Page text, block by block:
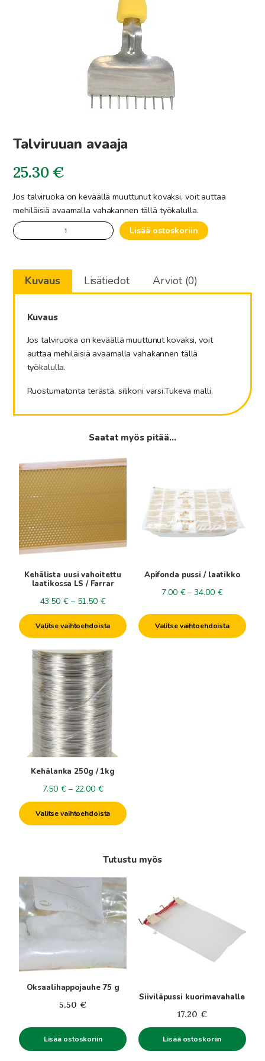
Talviruuan avaaja
25.30€
Jos talviruoka on keväällä muuttunut kovaksi, voit auttaa
mehiläisiä avaamalla vahakannen tällä työkalulla.
Talviruuan
avaaja
Lisää ostoskoriin
Kuvaus Lisätiedot Arviot (0)
Kuvaus
Jos talviruoka on keväällä muuttunut kovaksi, voit
auttaa mehiläisiä avaamalla vahakannen tällä
työkalulla.
Ruostumatonta terästä, silikoni varsi.Tukeva malli.
Saatat myös pitää...
Kehälista uusi vahoitettu
laatikossa LS / Farrar
43.50 € – 51.50 €Hintaluokka:
43.50€
-
51.50€
Valitse vaihtoehdoista
tuotteella
on
useampi
muunnelma.
Voit
tehdä
valinnat
sivulla.
Apifonda pussi / laatikko
7.00 € – 34.00 €
34.00€
Valitse vaihtoehdoista
useampi
muunnelma.
Voit
sivulla.
Kehälanka 250g / 1kg
7.50 € – 22.00 €Hintaluokka:
7.50€
-
22.00€
Valitse vaihtoehdoista
Tällä
tuotteella
useampi
muunnelma.
tehdä
valinnat
Tutustu myös
Oksaalihappojauhe 75 g
5.50 €
Lisää ostoskoriin
Siiviläpussi kuorimavahalle
17.20 €
Lisää ostoskoriin